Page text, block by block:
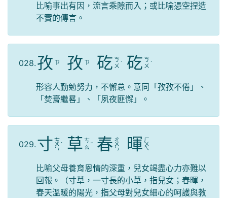
比喻事出有因，流言乘隙而入；或比喻憑空捏造
不實的傳言。
028. 孜 ㄗ 孜 ㄗ 矻 ㄎ
ㄨ ˋ 矻 ㄎ
ㄨ ˋ
形容人勤勉努力，不懈怠。意同「孜孜不倦」、
「焚膏繼晷」、「夙夜匪懈」。
029. 寸 ㄘ
ㄨ
ㄣ
ˋ 草 ㄘ
ㄠ ˇ 春 ㄔ
ㄨ
ㄣ 暉 ㄏ
ㄨ
ㄟ
比喻父母養育恩情的深重，兒女竭盡心力亦難以
回報。（寸草，一寸長的小草，指兒女；春暉，
春天溫暖的陽光，指父母對兒女細心的呵護與教